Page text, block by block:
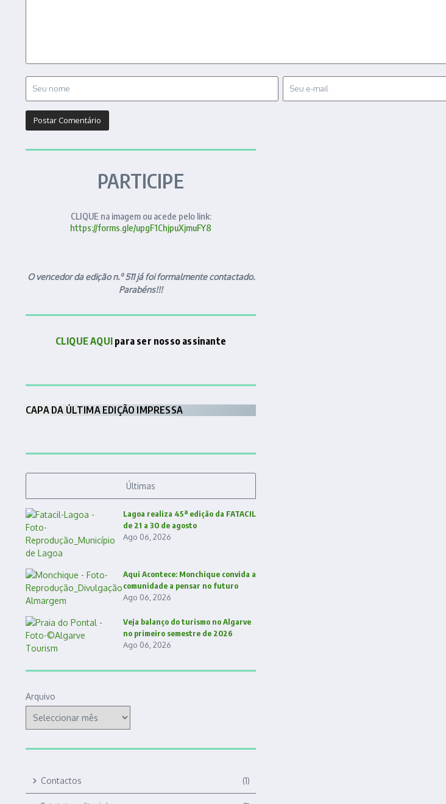
PARTICIPE
CLIQUE na imagem ou acede pelo link:
https://forms.gle/upgF1ChjpuXjmuFY8
O vencedor da edição n.º 511 já foi formalmente contactado.
Parabéns!!!
CLIQUE AQUI para ser nosso assinante
CAPA DA ÚLTIMA EDIÇÃO IMPRESSA
Últimas
Lagoa realiza 45ª edição da FATACIL
de 21 a 30 de agosto
Ago 06, 2026
Aqui Acontece: Monchique convida a
comunidade a pensar no futuro
Ago 06, 2026
Veja balanço do turismo no Algarve
no primeiro semestre de 2026
Ago 06, 2026
Arquivo
Contactos (1)